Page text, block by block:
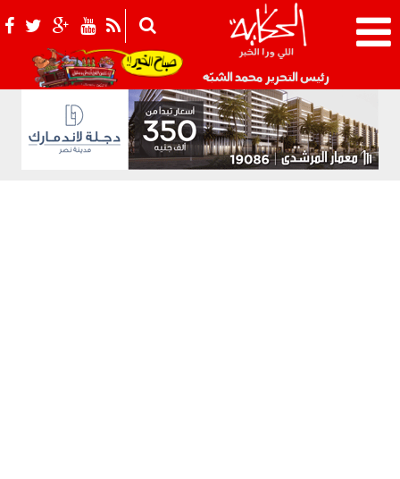
رئيس التحرير محمد الشبّه 021_2.png